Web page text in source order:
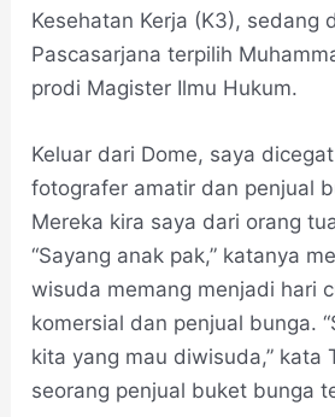
Kesehatan Kerja (K3), sedang
Pascasarjana terpilih
prodi Magister Ilmu Hukum.
Keluar dari Dome, saya
fotografer amatir dan penjual
Mereka kira saya dari orang
“Sayang anak pak,” katanya
wisuda memang menjadi hari
komersial dan penjual bunga.
kita yang mau diwisuda,” kata
seorang penjual buket bunga